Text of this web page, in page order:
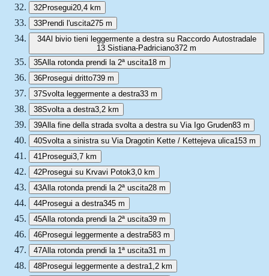
32Prosegui20,4 km
33Prendi l'uscita275 m
34Al bivio tieni leggermente a destra su Raccordo Autostradale
13 Sistiana-Padriciano372 m
35Alla rotonda prendi la 2ª uscita18 m
36Prosegui dritto739 m
37Svolta leggermente a destra33 m
38Svolta a destra3,2 km
39Alla fine della strada svolta a destra su Via Igo Gruden83 m
40Svolta a sinistra su Via Dragotin Kette / Kettejeva ulica153 m
41 Prosegui3,7 km
42Prosegui su Krvavi Potok3,0 km
43Alla rotonda prendi la 2ª uscita28 m
44Prosegui a destra345 m
45Alla rotonda prendi la 2ª uscita39 m
46Prosegui leggermente a destra583 m
47Alla rotonda prendi la 1ª uscita31 m
48Prosegui leggermente a destra1,2 km